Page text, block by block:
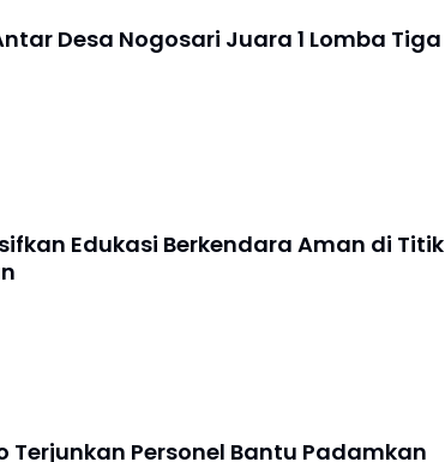
Desa Nogosari Juara 1 Lomba Tiga
Edukasi Berkendara Aman di Titik
Terjunkan Personel Bantu Padamkan